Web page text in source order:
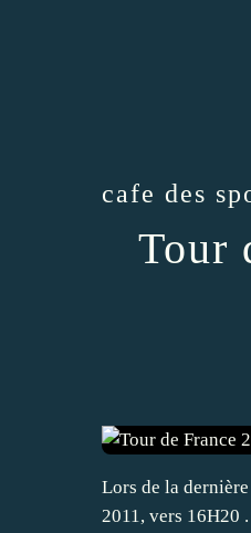
cafe des
Tour
Lors de la
2011, vers 16H20